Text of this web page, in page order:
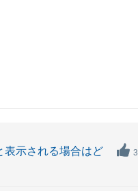
表示される場合はど
3